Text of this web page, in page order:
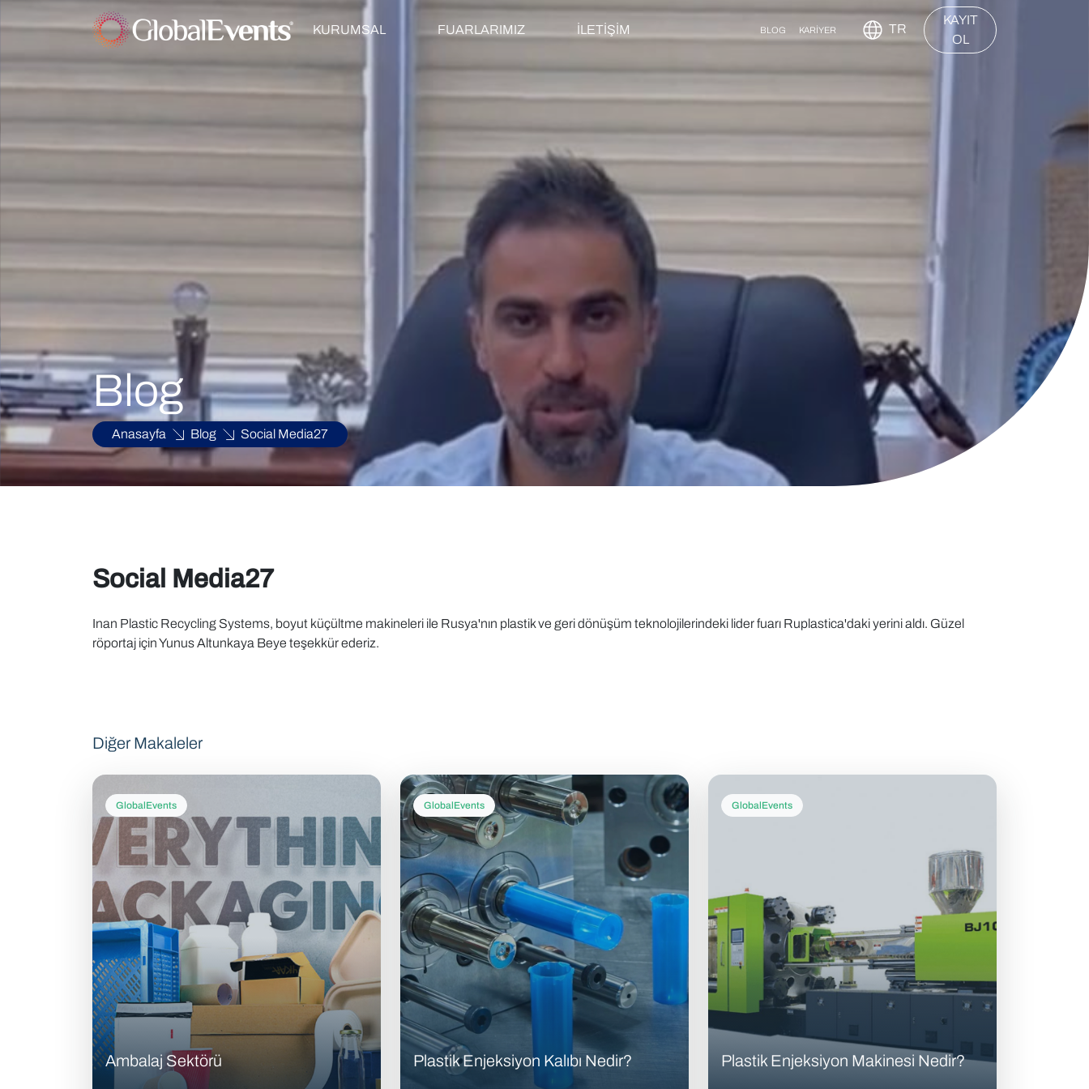
KURUMSAL FUARLARIMIZ İLETİŞİM BLOG KARİYER TR
KAYIT
OL
Blog
Anasayfa Blog Social Media27
Social Media27
Inan Plastic Recycling Systems, boyut küçültme makineleri ile Rusya'nın plastik ve geri dönüşüm teknolojilerindeki lider fuarı Ruplastica'daki yerini aldı. Güzel
röportaj için Yunus Altunkaya Beye teşekkür ederiz.
Diğer Makaleler
GlobalEvents
Ambalaj Sektörü
GlobalEvents
Plastik Enjeksiyon Kalıbı Nedir?
GlobalEvents
Plastik Enjeksiyon Makinesi Nedir?